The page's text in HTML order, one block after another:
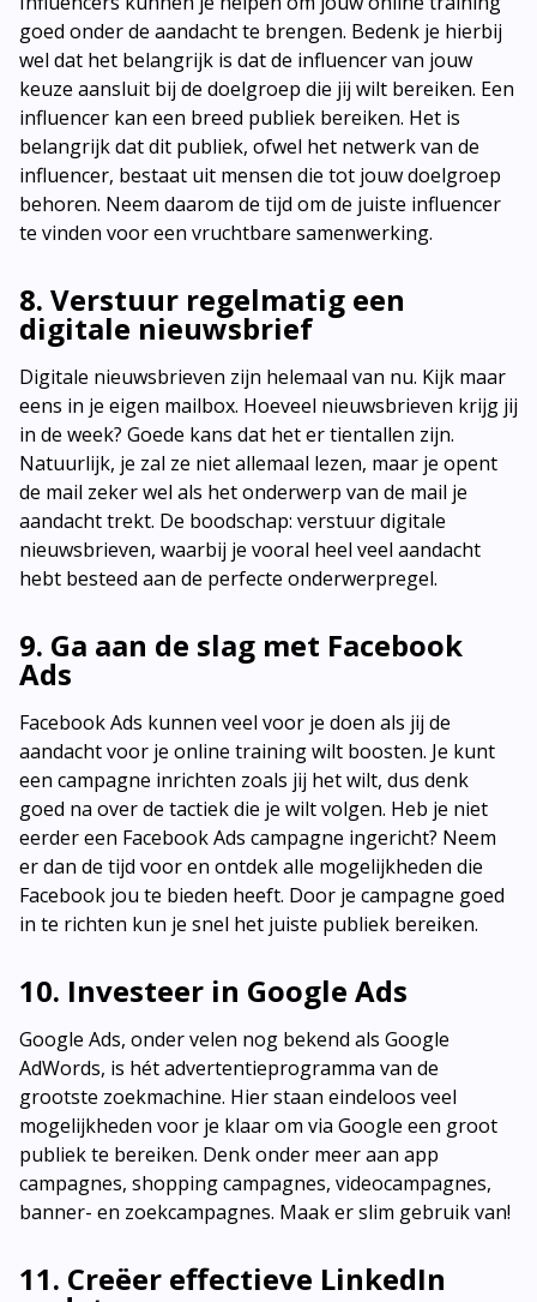
goed onder de aandacht te brengen. Bedenk je hierbij
wel dat het belangrijk is dat de influencer van jouw
keuze aansluit bij de doelgroep die jij wilt bereiken. Een
influencer kan een breed publiek bereiken. Het is
belangrijk dat dit publiek, ofwel het netwerk van de
influencer, bestaat uit mensen die tot jouw doelgroep
behoren. Neem daarom de tijd om de juiste influencer
te vinden voor een vruchtbare samenwerking.
8. Verstuur regelmatig een
digitale nieuwsbrief
Digitale nieuwsbrieven zijn helemaal van nu. Kijk maar
eens in je eigen mailbox. Hoeveel nieuwsbrieven krijg jij
in de week? Goede kans dat het er tientallen zijn.
Natuurlijk, je zal ze niet allemaal lezen, maar je opent
de mail zeker wel als het onderwerp van de mail je
aandacht trekt. De boodschap: verstuur digitale
nieuwsbrieven, waarbij je vooral heel veel aandacht
hebt besteed aan de perfecte onderwerpregel.
9. Ga aan de slag met Facebook
Ads
Facebook Ads kunnen veel voor je doen als jij de
aandacht voor je online training wilt boosten. Je kunt
een campagne inrichten zoals jij het wilt, dus denk
goed na over de tactiek die je wilt volgen. Heb je niet
eerder een Facebook Ads campagne ingericht? Neem
er dan de tijd voor en ontdek alle mogelijkheden die
Facebook jou te bieden heeft. Door je campagne goed
in te richten kun je snel het juiste publiek bereiken.
10. Investeer in Google Ads
Google Ads, onder velen nog bekend als Google
AdWords, is hét advertentieprogramma van de
grootste zoekmachine. Hier staan eindeloos veel
mogelijkheden voor je klaar om via Google een groot
publiek te bereiken. Denk onder meer aan app
campagnes, shopping campagnes, videocampagnes,
banner- en zoekcampagnes. Maak er slim gebruik van!
11. Creëer effectieve LinkedIn